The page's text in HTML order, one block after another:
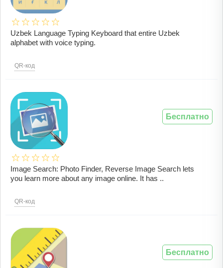
Uzbek Language Typing Keyboard that entire Uzbek
alphabet with voice typing.
QR-код
Image Search: Photo Finder, Reverse Image Search lets
you learn more about any image online. It has ..
QR-код
Бесплатно
Бесплатно